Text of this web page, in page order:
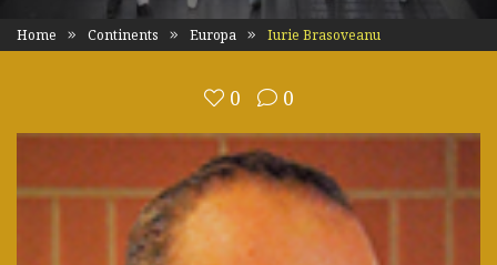
Home Continents Europa Iurie Brasoveanu
0 0